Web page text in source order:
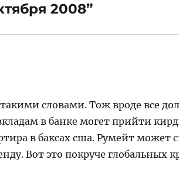
2008”
словами. Тож вроде все
в банке могет прийти
в баксах сша. Румейт может
Вот это покруче глобальных